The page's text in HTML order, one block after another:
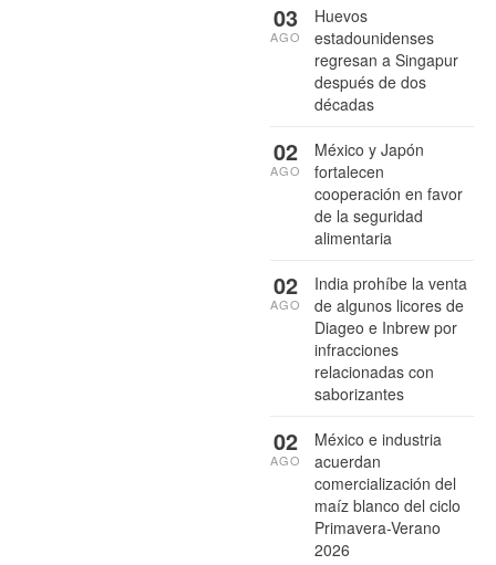
Huevos
estadounidenses
regresan a Singapur
después de dos
décadas
03
AGO
México y Japón
fortalecen
cooperación en favor
de la seguridad
alimentaria
02
AGO
India prohíbe la venta
de algunos licores de
Diageo e Inbrew por
infracciones
relacionadas con
saborizantes
02
AGO
México e industria
acuerdan
comercialización del
maíz blanco del ciclo
Primavera-Verano
2026
02
AGO